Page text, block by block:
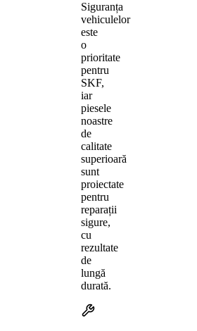
Siguranța
vehiculelor
este
o
prioritate
pentru
SKF,
iar
piesele
noastre
de
calitate
superioară
sunt
proiectate
pentru
reparații
sigure,
cu
rezultate
de
lungă
durată.